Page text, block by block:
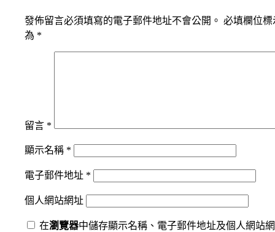
發佈留言必須填寫的電子郵件地址不會公開。 必填欄位標
為 *
留言 *
顯示名稱 *
電子郵件地址 *
個人網站網址
在瀏覽器中儲存顯示名稱、電子郵件地址及個人網站網